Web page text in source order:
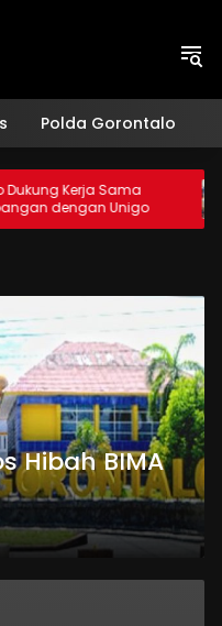
Polda Gorontalo
Sama
Unigo
Hibah BIMA